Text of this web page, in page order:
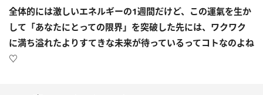
全体的には激しいエネルギーの1週間だけど、この運氣を生か
して「あなたにとっての限界」を突破した先には、ワクワク
に満ち溢れたよりすてきな未来が待っているってコトなのよね
♡